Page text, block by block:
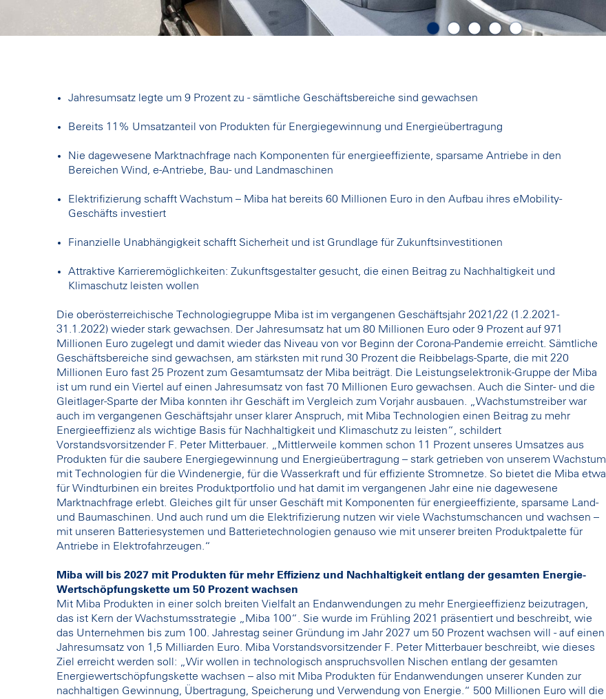
Jahresumsatz legte um 9 Prozent zu - sämtliche Geschäftsbereiche sind gewachsen
Bereits 11% Umsatzanteil von Produkten für Energiegewinnung und Energieübertragung
Nie dagewesene Marktnachfrage nach Komponenten für energieeffiziente, sparsame Antriebe in den
Bereichen Wind, e-Antriebe, Bau- und Landmaschinen
Elektrifizierung schafft Wachstum – Miba hat bereits 60 Millionen Euro in den Aufbau ihres eMobility-
Geschäfts investiert
Finanzielle Unabhängigkeit schafft Sicherheit und ist Grundlage für Zukunftsinvestitionen
Attraktive Karrieremöglichkeiten: Zukunftsgestalter gesucht, die einen Beitrag zu Nachhaltigkeit und
Klimaschutz leisten wollen
Die oberösterreichische Technologiegruppe Miba ist im vergangenen Geschäftsjahr 2021/22 (1.2.2021-
31.1.2022) wieder stark gewachsen. Der Jahresumsatz hat um 80 Millionen Euro oder 9 Prozent auf 971
Millionen Euro zugelegt und damit wieder das Niveau von vor Beginn der Corona-Pandemie erreicht. Sämtliche
Geschäftsbereiche sind gewachsen, am stärksten mit rund 30 Prozent die Reibbelags-Sparte, die mit 220
Millionen Euro fast 25 Prozent zum Gesamtumsatz der Miba beiträgt. Die Leistungselektronik-Gruppe der Miba
ist um rund ein Viertel auf einen Jahresumsatz von fast 70 Millionen Euro gewachsen. Auch die Sinter- und die
Gleitlager-Sparte der Miba konnten ihr Geschäft im Vergleich zum Vorjahr ausbauen. „Wachstumstreiber war
auch im vergangenen Geschäftsjahr unser klarer Anspruch, mit Miba Technologien einen Beitrag zu mehr
Energieeffizienz als wichtige Basis für Nachhaltigkeit und Klimaschutz zu leisten“, schildert
Vorstandsvorsitzender F. Peter Mitterbauer. „Mittlerweile kommen schon 11 Prozent unseres Umsatzes aus
Produkten für die saubere Energiegewinnung und Energieübertragung – stark getrieben von unserem Wachstum
mit Technologien für die Windenergie, für die Wasserkraft und für effiziente Stromnetze. So bietet die Miba etwa
für Windturbinen ein breites Produktportfolio und hat damit im vergangenen Jahr eine nie dagewesene
Marktnachfrage erlebt. Gleiches gilt für unser Geschäft mit Komponenten für energieeffiziente, sparsame Land-
und Baumaschinen. Und auch rund um die Elektrifizierung nutzen wir viele Wachstumschancen und wachsen –
mit unseren Batteriesystemen und Batterietechnologien genauso wie mit unserer breiten Produktpalette für
Antriebe in Elektrofahrzeugen.“
Miba will bis 2027 mit Produkten für mehr Effizienz und Nachhaltigkeit entlang der gesamten Energie-
Wertschöpfungskette um 50 Prozent wachsen
Mit Miba Produkten in einer solch breiten Vielfalt an Endanwendungen zu mehr Energieeffizienz beizutragen,
das ist Kern der Wachstumsstrategie „Miba 100“. Sie wurde im Frühling 2021 präsentiert und beschreibt, wie
das Unternehmen bis zum 100. Jahrestag seiner Gründung im Jahr 2027 um 50 Prozent wachsen will - auf einen
Jahresumsatz von 1,5 Milliarden Euro. Miba Vorstandsvorsitzender F. Peter Mitterbauer beschreibt, wie dieses
Ziel erreicht werden soll: „Wir wollen in technologisch anspruchsvollen Nischen entlang der gesamten
Energiewertschöpfungskette wachsen – also mit Miba Produkten für Endanwendungen unserer Kunden zur
nachhaltigen Gewinnung, Übertragung, Speicherung und Verwendung von Energie.“ 500 Millionen Euro will die